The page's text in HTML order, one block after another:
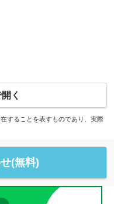
く
することを表すものであり、実際
(無料)